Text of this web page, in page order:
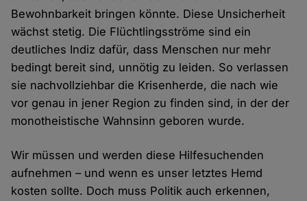
Bewohnbarkeit bringen könnte. Diese Unsicherheit
wächst stetig. Die Flüchtlingsströme sind ein
deutliches Indiz dafür, dass Menschen nur mehr
bedingt bereit sind, unnötig zu leiden. So verlassen
sie nachvollziehbar die Krisenherde, die nach wie
vor genau in jener Region zu finden sind, in der der
monotheistische Wahnsinn geboren wurde.
Wir müssen und werden diese Hilfesuchenden
aufnehmen – und wenn es unser letztes Hemd
kosten sollte. Doch muss Politik auch erkennen,